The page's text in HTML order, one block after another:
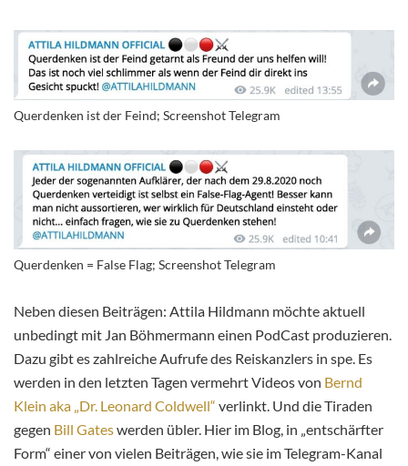
Querdenken ist der Feind; Screenshot Telegram
Querdenken = False Flag; Screenshot Telegram
Neben diesen Beiträgen: Attila Hildmann möchte aktuell
unbedingt mit Jan Böhmermann einen PodCast produzieren.
Dazu gibt es zahlreiche Aufrufe des Reiskanzlers in spe. Es
werden in den letzten Tagen vermehrt Videos von Bernd
Klein aka „Dr. Leonard Coldwell“ verlinkt. Und die Tiraden
gegen Bill Gateswerden übler. Hier im Blog, in „entschärfter
Form“ einer von vielen Beiträgen, wie sie im Telegram-Kanal